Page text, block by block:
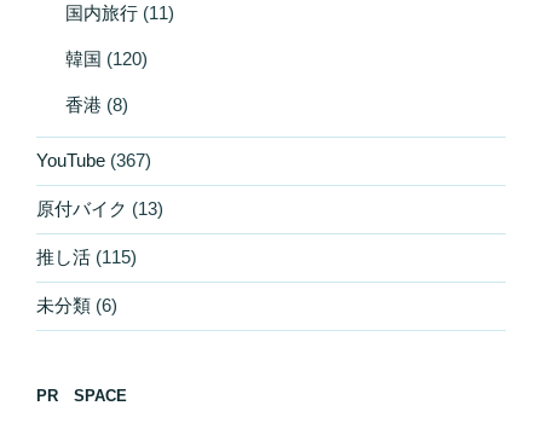
国内旅行 (11)
韓国 (120)
香港 (8)
YouTube (367)
原付バイク (13)
推し活 (115)
未分類 (6)
PR SPACE